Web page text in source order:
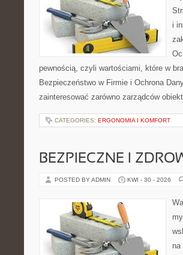
i
pewnością, czyli wartościami, które w
Bezpieczeństwo w Firmie i Ochrona
zainteresować zarówno zarządców
CATEGORIES: ERGONOMIA I KOMFORT
BEZPIECZNE I
POSTED BY ADMIN KWI - 30 - 2026